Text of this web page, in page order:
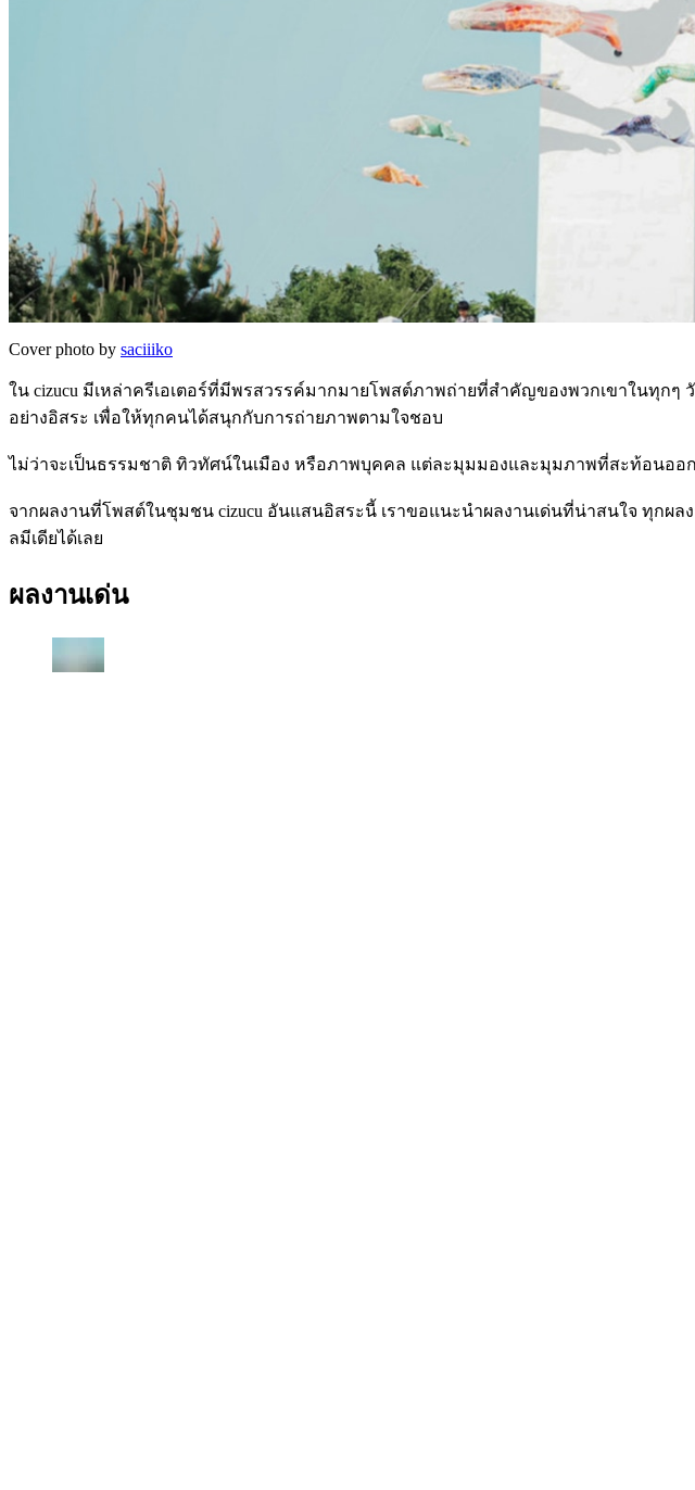
Cover photo by saciiiko
ใน cizucu มีเหล่าครีเอเตอร์ที่มีพรสวรรค์มากมายโพสต์ภาพถ่ายที่สำคัญของพวกเขาในทุ
อย่างอิสระ เพื่อให้ทุกคนได้สนุกกับการถ่ายภาพตามใจชอบ
ไม่ว่าจะเป็นธรรมชาติ ทิวทัศน์ในเมือง หรือภาพบุคคล แต่ละมุมมองและมุมภาพที่สะท้อนอ
จากผลงานที่โพสต์ในชุมชน cizucu อันแสนอิสระนี้ เราขอแนะนำผลงานเด่นที่น่าสนใจ ทุก
ลมีเดียได้เลย
ผลงานเด่น